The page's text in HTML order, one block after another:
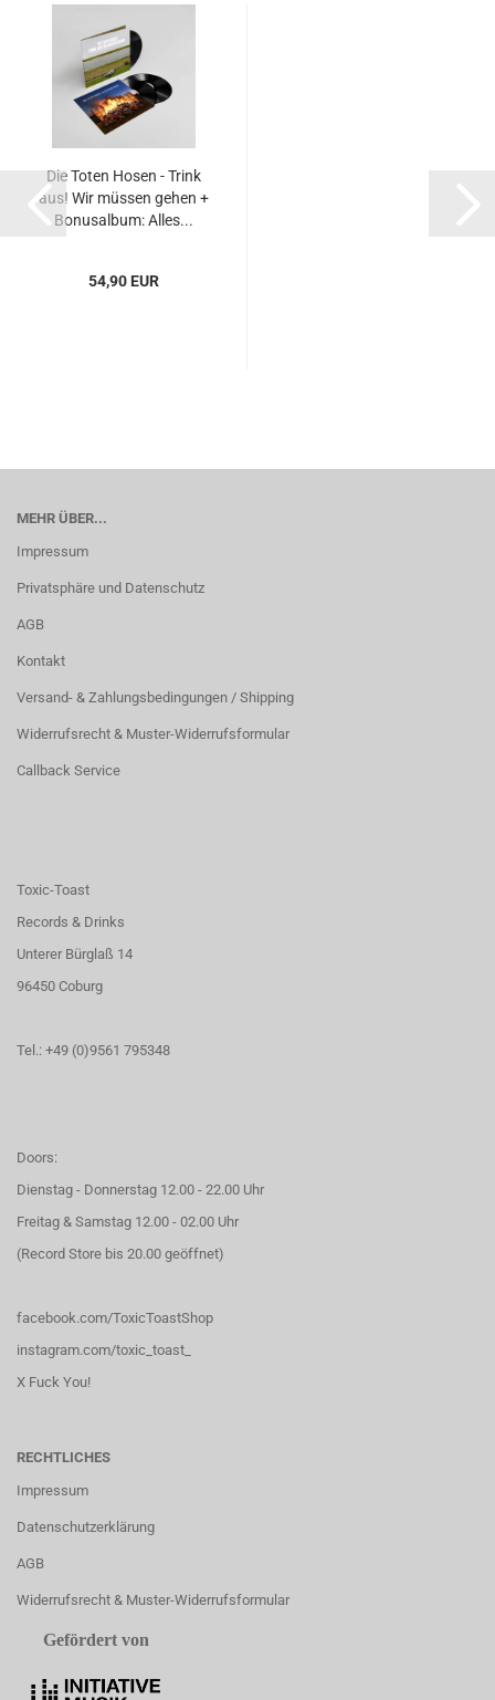
Die Toten Hosen - Trink
aus! Wir müssen gehen +
Bonusalbum: Alles...
54,90 EUR
MEHR ÜBER...
Impressum
Privatsphäre und Datenschutz
AGB
Kontakt
Versand- & Zahlungsbedingungen / Shipping
Widerrufsrecht & Muster-Widerrufsformular
Callback Service
Toxic-Toast
Records & Drinks
Unterer Bürglaß 14
96450 Coburg
Tel.: +49 (0)9561 795348
Doors:
Dienstag - Donnerstag 12.00 - 22.00 Uhr
Freitag & Samstag 12.00 - 02.00 Uhr
(Record Store bis 20.00 geöffnet)
facebook.com/ToxicToastShop
instagram.com/toxic_toast_
X Fuck You!
RECHTLICHES
Impressum
Datenschutzerklärung
AGB
Widerrufsrecht & Muster-Widerrufsformular
Gefördert von